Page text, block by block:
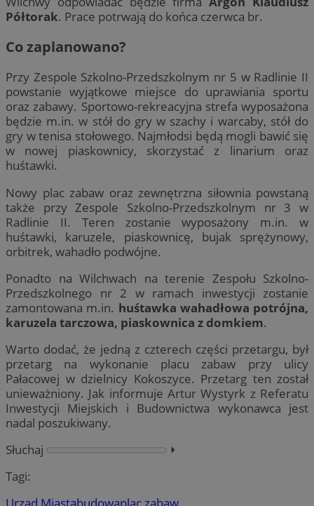
Półtorak. Prace potrwają do końca czerwca br.
Co zaplanowano?
Przy Zespole Szkolno-Przedszkolnym nr 5 w Radlinie II
powstanie wyjątkowe miejsce do uprawiania sportu
oraz zabawy. Sportowo-rekreacyjna strefa wyposażona
będzie m.in. w stół do gry w szachy i warcaby, stół do
gry w tenisa stołowego. Najmłodsi będą mogli bawić się
w nowej piaskownicy, skorzystać z linarium oraz
huśtawki.
Nowy plac zabaw oraz zewnętrzna siłownia powstaną
także przy Zespole Szkolno-Przedszkolnym nr 3 w
Radlinie II. Teren zostanie wyposażony m.in. w
huśtawki, karuzele, piaskownicę, bujak sprężynowy,
orbitrek, wahadło podwójne.
Ponadto na Wilchwach na terenie Zespołu Szkolno-
Przedszkolnego nr 2 w ramach inwestycji zostanie
zamontowana m.in. huśtawka wahadłowa potrójna,
karuzela tarczowa, piaskownica z domkiem.
Warto dodać, że jedną z czterech części przetargu, był
przetarg na wykonanie placu zabaw przy ulicy
Pałacowej w dzielnicy Kokoszyce. Przetarg ten został
unieważniony. Jak informuje Artur Wystyrk z Referatu
Inwestycji Miejskich i Budownictwa wykonawca jest
nadal poszukiwany.
Słuchaj
⏵︎
Tagi: